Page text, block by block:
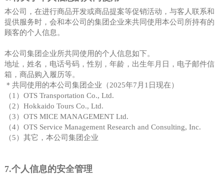
本公司，在进行商品开发或商品提案等促销活动，与客人联系和
提供服务时，会和本公司的集团企业来共同使用本公司所持有的
顾客的个人信息。
本公司集团企业所共同使用的个人信息如下。
地址，姓名，电话号码，性别，年龄，出生年月日，电子邮件信
箱，商品购入履历等。
＊共同使用的本公司集团企业（2025年7月1日现在）
（1）OTS Transportation Co., Ltd.
（2）Hokkaido Tours Co., Ltd.
（3）OTS MICE MANAGEMENT Ltd.
（4）OTS Service Management Research and Consulting, Inc.
（5）其它，本公司集团企业
7.个人信息的安全管理